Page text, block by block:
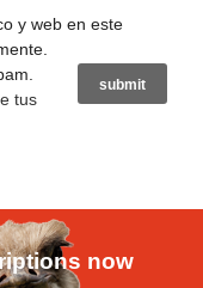
y web en este
tus
now